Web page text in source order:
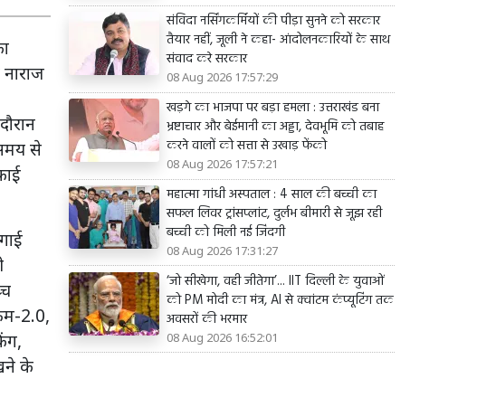
से
2.0,
के
संविदा नर्सिंगकर्मियों की पीड़ा सुनने को सरकार
तैयार नहीं, जूली ने कहा- आंदोलनकारियों के साथ
संवाद करे सरकार
08 Aug 2026 17:57:29
खड़गे का भाजपा पर बड़ा हमला : उत्तराखंड बना
भ्रष्टाचार और बेईमानी का अड्डा, देवभूमि को तबाह
करने वालों को सत्ता से उखाड़ फेंको
08 Aug 2026 17:57:21
महात्मा गांधी अस्पताल : 4 साल की बच्ची का
सफल लिवर ट्रांसप्लांट, दुर्लभ बीमारी से जूझ रही
बच्ची को मिली नई जिंदगी
08 Aug 2026 17:31:27
‘जो सीखेगा, वही जीतेगा’... IIT दिल्ली के युवाओं
को PM मोदी का मंत्र, AI से क्वांटम कंप्यूटिंग तक
अवसरों की भरमार
08 Aug 2026 16:52:01